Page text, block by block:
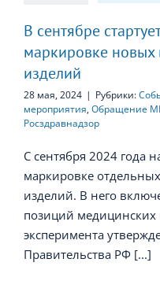
В сентябре
маркировке
изделий
28 мая, 2024 | Рубрики:
мероприятия,Обращение
Росздравнадзор
С сентября 2024 года
маркировке
изделий. В него
позиций
эксперимента
Правительства РФ [...]